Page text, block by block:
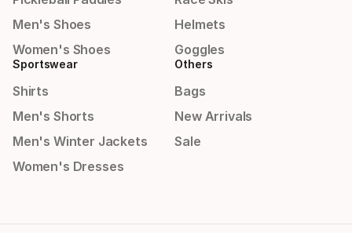
Men's Shoes
Women's Shoes
Helmets
Goggles
Sportswear
Shirts
Men's Shorts
Men's Winter Jackets
Women's Dresses
Others
Bags
New Arrivals
Sale